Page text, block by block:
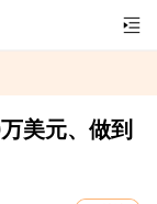
美元、做到